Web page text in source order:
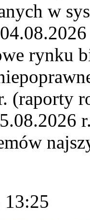
w
rynku
(raporty
13:25